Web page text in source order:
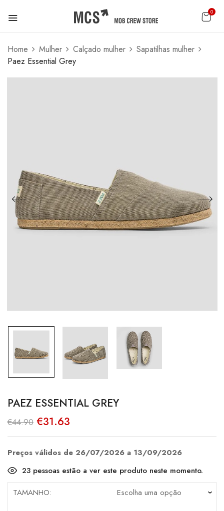
0
Home Mulher Calçado mulher
Sapatilhas mulher
Paez Essential Grey
PAEZ ESSENTIAL GREY
€44.90 O
preço
original
€44.90.
€31.63
atual
€31.63.
Preços válidos de 26/07/2026 a 13/09/2026
23 pessoas estão a ver este produto neste momento.
TAMANHO